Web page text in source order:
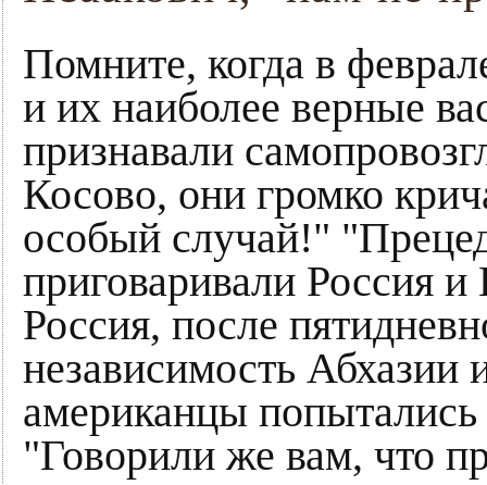
Помните, когда в
и их наиболее верные
признавали
Косово, они громко
особый случай!"
приговаривали Россия и
Россия, после
независимость
американцы
"Говорили же вам, что